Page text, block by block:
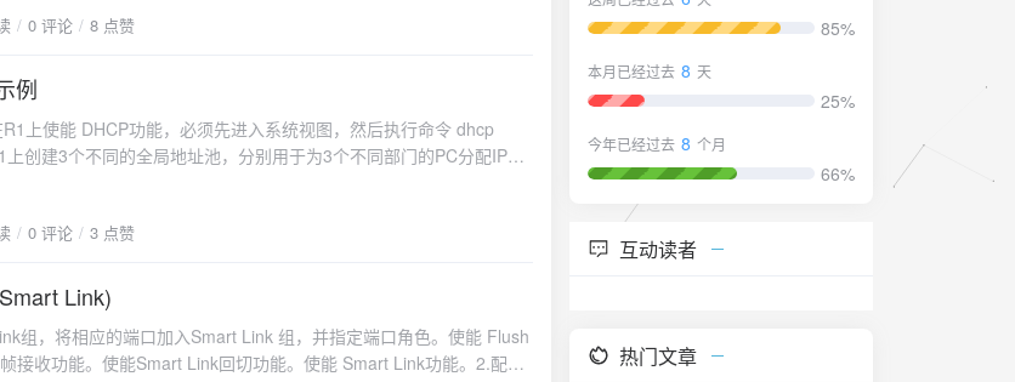
0/1 pppoe-server bind
interface GigabitEthernet
命令中各个组成项的解释如下：命令说明rule表示这是一条
”:permit表示“允许”。source表示源IP地址信息。source-address表示
,可以确定出一个IP地址的集合。极端情况下,该集合中可以只包含一
wildcard的使用方法,是与 8.3.11小节中wildcard-mask 的使用方法完
表示需要将匹配上该规则的P报文进行日志记录。time-range time-
间段为time-name,具体的使用方法这里不做描述。
quit interface GigabitEthernet 0/0/1 ip address 192.168.1.65
dhcp select relay dhcp relay server-ip 172.10.1.1 quit在完成上述配
验证。 display this 查看相关的DHCP中继配置,注意：
。
0 评论 8 点赞
例
上使能 DHCP功能，必须先进入系统视图，然后执行命令 dhcp
创建3个不同的全局地址池，分别用于为3个不同部门的PC分配IP地
字、下划线等符号的组合。（4） 我们将配置 DHCP Server全局地
关P地址。（5） 接下来,我们可以使用命令 lease {day day [ hour
| unlimited } 来配置IP地址的租约期。默认情况下，租约期是1天，我
。（6） 我们还需要在R1的各个接口下配置基于全局地址池的服务方
global。R1:dhcp enable ip pool department1 network
0 评论 3 点赞
Link)
组，将相应的端口加入Smart Link 组，并指定端口角色。使能 Flush
接收功能。使能Smart Link回切功能。使能 Smart Link功能。2.配置
85%
本月已经过去 8 天
25%
今年已经过去 8 个月
66%
互动读者
热门文章